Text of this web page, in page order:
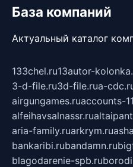
База компаний
Актуальный каталог
133chel.ru13autor-
3-d-file.ru3d-file.rua-
airgungames.ruaccounts-
alfeihavsalnassr.ru
aria-family.ruarkrym.ru
bankaribi.rubandamn.ru
blagodarenie-spb.ru